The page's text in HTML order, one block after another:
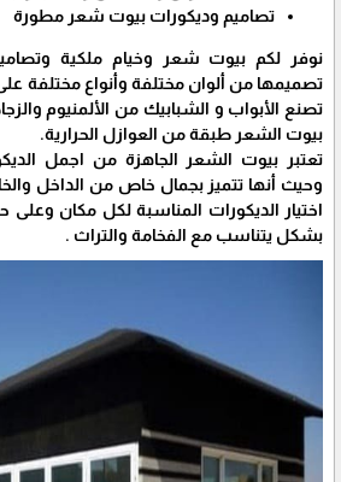
تصاميم وديكورات بيوت شعر مطورة
نوفر لكم بيوت شعر وخيام ملكية
تصميمها من ألوان مختلفة وأنواع مختلفة
تصنع الأبواب و الشبابيك من الألمنيوم
بيوت الشعر طبقة من العوازل الحرارية.
تعتبر بيوت الشعر الجاهزة من اجمل
وحيث أنها تتميز بجمال خاص من الداخل
اختيار الديكورات المناسبة لكل مكان وعلى
بشكل يتناسب مع الفخامة والتراث .